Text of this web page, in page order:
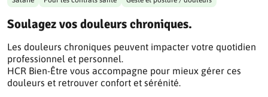
Soulagez vos douleurs chroniques.
Les douleurs chroniques peuvent impacter votre quotidien
professionnel et personnel.
HCR Bien-Être vous accompagne pour mieux gérer ces
douleurs et retrouver confort et sérénité.